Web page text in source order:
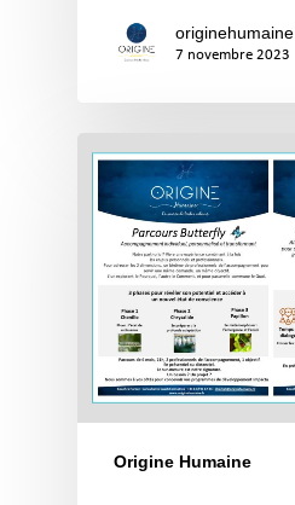
originehumaine
7 novembre 2023
Origine Humaine